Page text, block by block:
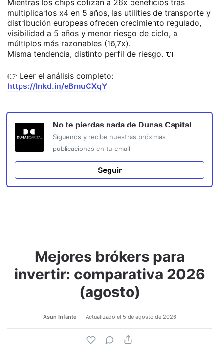
Mientras los chips cotizan a 26x beneficios tras
multiplicarlos x4 en 5 años, las utilities de transporte y
distribución europeas ofrecen crecimiento regulado,
visibilidad a 5 años y menor riesgo de ciclo, a
múltiplos más razonables (16,7x).
Misma tendencia, distinto perfil de riesgo. 🔌
👉 Leer el análisis completo:
https://lnkd.in/eBmuCXqY
No te pierdas nada de Dunas Capital
Síguenos y recibe nuestras próximas
publicaciones en tu email.
Seguir
Mejores brókers para
invertir: comparativa 2026
(agosto)
Asun Infante Actualizado el 5 de agosto de 2026